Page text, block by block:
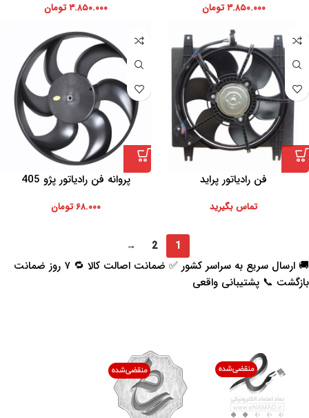
۳.۸۵۰.۰۰۰ تومان ۳.۸۵۰.۰۰۰ تومان
فن رادیاتور پراید
تماس بگیرید
پروانه فن رادیاتور پژو 405
۶۸.۰۰۰ تومان
1
2
→
🚚 ارسال سریع به سراسر کشور ✅ ضمانت اصالت کالا 🔁 ۷ روز ضمانت
بازگشت 📞 پشتیبانی واقعی